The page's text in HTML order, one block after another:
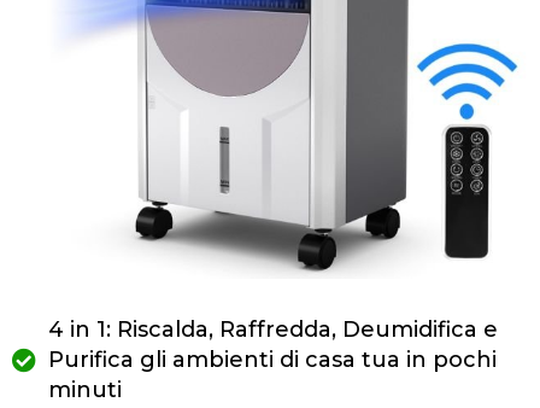
4 in 1: Riscalda, Raffredda, Deumidifica e
Purifica gli ambienti di casa tua in pochi
minuti